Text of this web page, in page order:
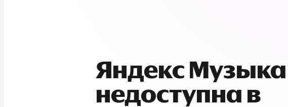
Яндекс Музыка
недоступна в